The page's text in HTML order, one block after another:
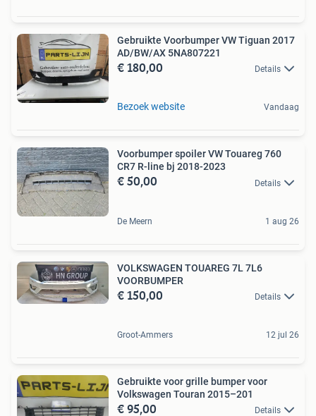
Gebruikte Voorbumper VW Tiguan 2017
AD/BW/AX 5NA807221
€ 180,00 Details
Bezoek website Vandaag
Voorbumper spoiler VW Touareg 760
CR7 R-line bj 2018-2023
€ 50,00 Details
De Meern 1 aug 26
VOLKSWAGEN TOUAREG 7L 7L6
VOORBUMPER
€ 150,00 Details
Groot-Ammers 12 jul 26
Gebruikte voor grille bumper voor
Volkswagen Touran 2015–201
€ 95,00 Details